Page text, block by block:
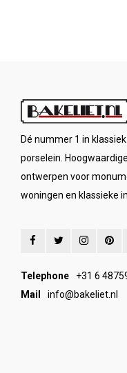
Dé nummer 1 in
porselein.
ontwerpen voor
woningen en klassieke
Telephone
+31 6
Mail
info@bakeliet.nl